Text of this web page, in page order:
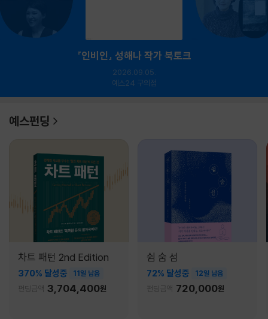
『인비인』 성해나 작가 북토크
2026.09.05.
예스24 구의점
예스펀딩
차트 패턴 2nd Edition
370% 달성중 11일 남음
펀딩금액 3,704,400원
쉼 숨 섬
72% 달성중 12일 남음
펀딩금액 720,000원